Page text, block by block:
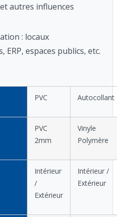
autres influences
: locaux
ERP, espaces publics, etc.
PVC Autocollant
PVC
2mm
Vinyle
Polymère
Intérieur
/
Extérieur
Intérieur /
Extérieur